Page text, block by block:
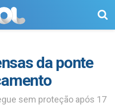
da ponte
sem proteção após 17